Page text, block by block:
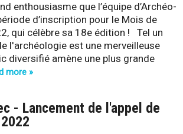
enthousiasme que l’équipe d’Archéo-
d’inscription pour le Mois de
qui célèbre sa 18e édition ! Tel un
l'archéologie est une merveilleuse
diversifié amène une plus grande
more »
- Lancement de l'appel de